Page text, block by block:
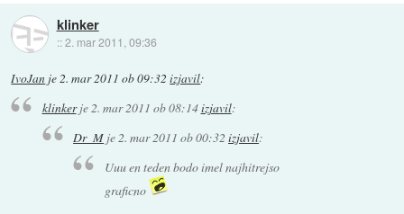
klinker
::2. mar 2011, 09:36
IvoJan je2. mar 2011 ob 09:32 izjavil:
klinkerje2. mar 2011 ob 08:14izjavil:
Dr_M je2. mar 2011 ob 00:32izjavil:
Uuu en teden bodo imel najhitrejso
graficno